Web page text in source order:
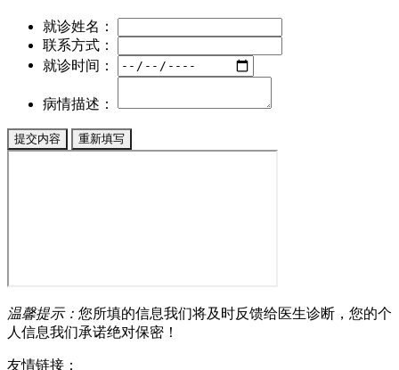
就诊姓名：
联系方式：
就诊时间：
病情描述：
温馨提示： 您所填的信息我们将及时反馈给医生诊断，您的个
人信息我们承诺绝对保密！
友情链接：